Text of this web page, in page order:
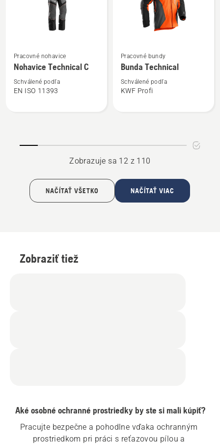
viac
podrobností
Nohavice
Pracovné nohavice
Nohavice Technical C
Schválené podľa
EN ISO 11393
viac
podrobností
Bunda
Pracovné bundy
Bunda Technical
Schválené podľa
KWF Profi
Zobrazuje sa 12 z 110
NAČÍTAŤ VŠETKO NAČÍTAŤ VIAC
Zobraziť tiež
Aké osobné ochranné prostriedky by ste si mali kúpiť?
Pracujte bezpečne a pohodlne vďaka ochranným
prostriedkom pri práci s reťazovou pílou a